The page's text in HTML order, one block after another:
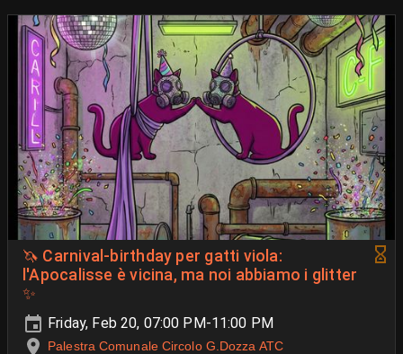
🦄 Carnival-birthday per gatti viola:
l'Apocalisse è vicina, ma noi abbiamo i glitter
✨
Friday, Feb 20, 07:00 PM-11:00 PM
Palestra Comunale Circolo G.Dozza ATC